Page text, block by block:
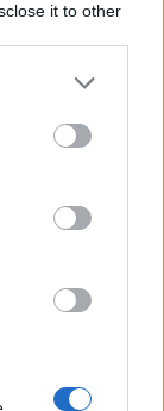
it to other
dal